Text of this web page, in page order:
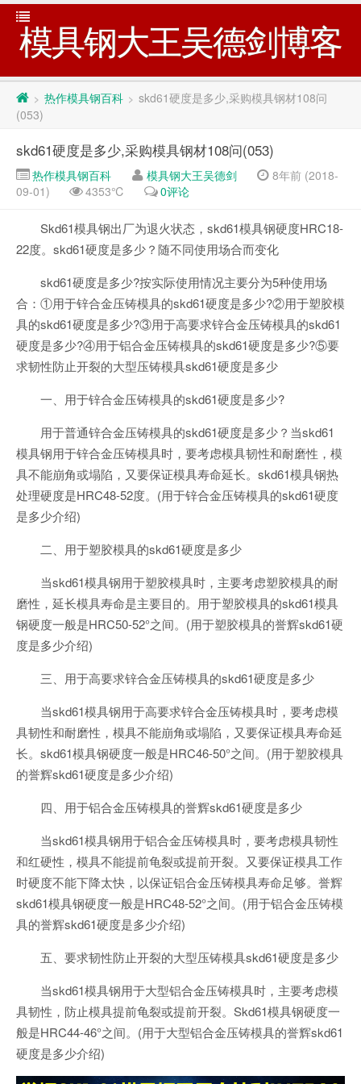
模具钢大王吴德剑博客
> 热作模具钢百科 > skd61硬度是多少,采购模具钢材108问
(053)
skd61硬度是多少,采购模具钢材108问(053)
热作模具钢百科 模具钢大王吴德剑
8年前 (2018-
09-01)
4353℃ 0评论
Skd61模具钢出厂为退火状态，skd61模具钢硬度HRC18-
22度。skd61硬度是多少？随不同使用场合而变化
skd61硬度是多少?按实际使用情况主要分为5种使用场
合：①用于锌合金压铸模具的skd61硬度是多少?②用于塑胶模
具的skd61硬度是多少?③用于高要求锌合金压铸模具的skd61
硬度是多少?④用于铝合金压铸模具的skd61硬度是多少?⑤要
求韧性防止开裂的大型压铸模具skd61硬度是多少
一、用于锌合金压铸模具的skd61硬度是多少?
用于普通锌合金压铸模具的skd61硬度是多少？当skd61
模具钢用于锌合金压铸模具时，要考虑模具韧性和耐磨性，模
具不能崩角或塌陷，又要保证模具寿命延长。skd61模具钢热
处理硬度是HRC48-52度。(用于锌合金压铸模具的skd61硬度
是多少介绍)
二、用于塑胶模具的skd61硬度是多少
当skd61模具钢用于塑胶模具时，主要考虑塑胶模具的耐
磨性，延长模具寿命是主要目的。用于塑胶模具的skd61模具
钢硬度一般是HRC50-52°之间。(用于塑胶模具的誉辉skd61硬
度是多少介绍)
三、用于高要求锌合金压铸模具的skd61硬度是多少
当skd61模具钢用于高要求锌合金压铸模具时，要考虑模
具韧性和耐磨性，模具不能崩角或塌陷，又要保证模具寿命延
长。skd61模具钢硬度一般是HRC46-50°之间。(用于塑胶模具
的誉辉skd61硬度是多少介绍)
四、用于铝合金压铸模具的誉辉skd61硬度是多少
当skd61模具钢用于铝合金压铸模具时，要考虑模具韧性
和红硬性，模具不能提前龟裂或提前开裂。又要保证模具工作
时硬度不能下降太快，以保证铝合金压铸模具寿命足够。誉辉
skd61模具钢硬度一般是HRC48-52°之间。(用于铝合金压铸模
具的誉辉skd61硬度是多少介绍)
五、要求韧性防止开裂的大型压铸模具skd61硬度是多少
当skd61模具钢用于大型铝合金压铸模具时，主要考虑模
具韧性，防止模具提前龟裂或提前开裂。Skd61模具钢硬度一
般是HRC44-46°之间。(用于大型铝合金压铸模具的誉辉skd61
硬度是多少介绍)